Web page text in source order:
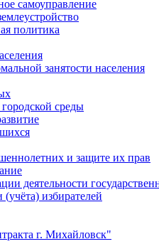
самоуправление
политика
занятости населения
среды
и защите их прав
деятельности
избирателей
г. Михайловск"